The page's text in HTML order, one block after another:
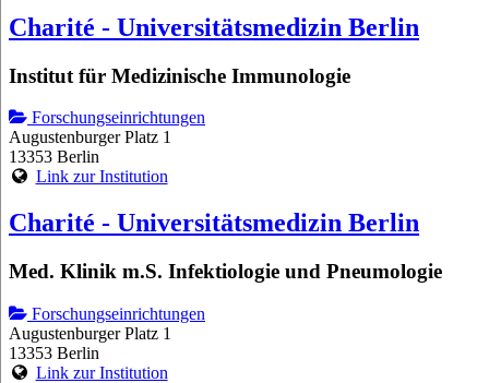
Charité - Universitätsmedizin Berlin
Institut für Medizinische Immunologie
Forschungseinrichtungen
Augustenburger Platz 1
13353 Berlin
Link zur Institution
Charité - Universitätsmedizin Berlin
Med. Klinik m.S. Infektiologie und Pneumologie
Forschungseinrichtungen
Augustenburger Platz 1
13353 Berlin
Link zur Institution